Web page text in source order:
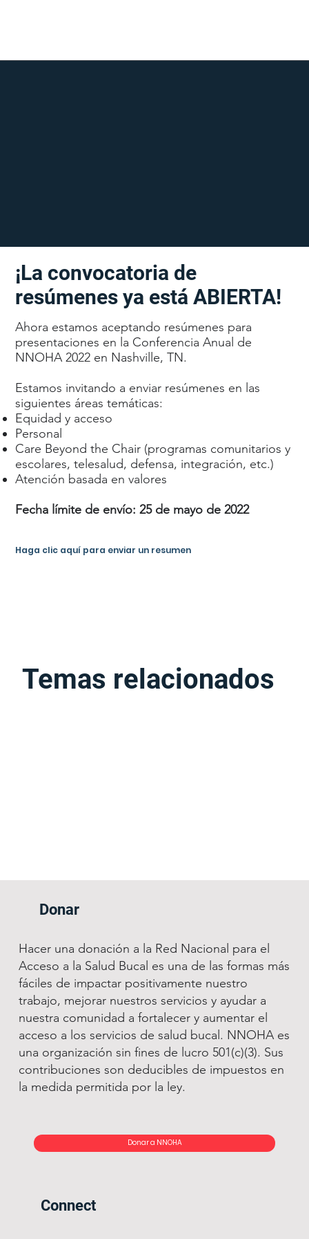
Donar
Hacer una donación a la Red Nacional para el
Acceso a la Salud Bucal es una de las formas más
fáciles de impactar positivamente nuestro
trabajo, mejorar nuestros servicios y ayudar a
nuestra comunidad a fortalecer y aumentar el
acceso a los servicios de salud bucal. NNOHA es
una organización sin fines de lucro 501(c)(3). Sus
contribuciones son deducibles de impuestos en
la medida permitida por la ley.
Donar a NNOHA
Connect
Temas relacionados
Ahora estamos aceptando resúmenes para
presentaciones en la Conferencia Anual de
NNOHA 2022 en Nashville, TN.
Estamos invitando a enviar resúmenes en las
siguientes áreas temáticas:
Equidad y acceso
Personal
Care Beyond the Chair (programas comunitarios y
escolares, telesalud, defensa, integración, etc.)
Atención basada en valores
Fecha límite de envío: 25 de mayo de 2022
¡La convocatoria de
resúmenes ya está ABIERTA!
Haga clic aquí para enviar un resumen